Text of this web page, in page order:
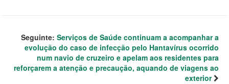
Seguinte: Serviços de Saúde continuam a acompanhar a
evolução do caso de infecção pelo Hantavírus ocorrido
num navio de cruzeiro e apelam aos residentes para
reforçarem a atenção e precaução, aquando de viagens ao
exterior